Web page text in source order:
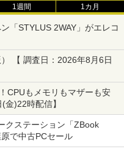
1週間 1カ月
「STYLUS 2WAY」がエレコ
【 調査日：2026年8月6日
CPUもメモリもマザーも安
)22時配信】
クステーション「ZBook
で中古PCセール